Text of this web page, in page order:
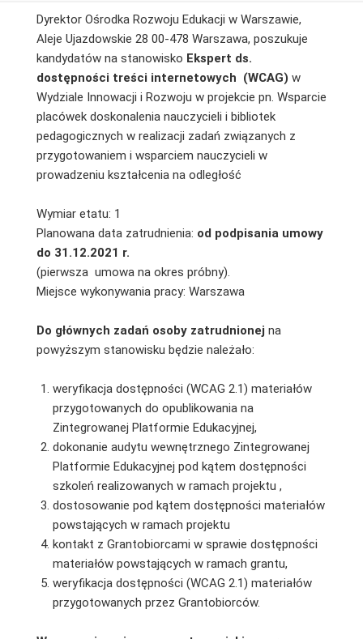
Dyrektor Ośrodka Rozwoju Edukacji w Warszawie,
Aleje Ujazdowskie 28 00-478 Warszawa, poszukuje
kandydatów na stanowisko Ekspert ds.
dostępności treści internetowych (WCAG) w
Wydziale Innowacji i Rozwoju w projekcie pn. Wsparcie
placówek doskonalenia nauczycieli i bibliotek
pedagogicznych w realizacji zadań związanych z
przygotowaniem i wsparciem nauczycieli w
prowadzeniu kształcenia na odległość
Wymiar etatu: 1
Planowana data zatrudnienia: od podpisania umowy
do 31.12.2021 r.
(pierwsza umowa na okres próbny).
Miejsce wykonywania pracy: Warszawa
Do głównych zadań osoby zatrudnionej na
powyższym stanowisku będzie należało:
weryfikacja dostępności (WCAG 2.1) materiałów
przygotowanych do opublikowania na
Zintegrowanej Platformie Edukacyjnej,
dokonanie audytu wewnętrznego Zintegrowanej
Platformie Edukacyjnej pod kątem dostępności
szkoleń realizowanych w ramach projektu ,
dostosowanie pod kątem dostępności materiałów
powstających w ramach projektu
kontakt z Grantobiorcami w sprawie dostępności
materiałów powstających w ramach grantu,
weryfikacja dostępności (WCAG 2.1) materiałów
przygotowanych przez Grantobiorców.